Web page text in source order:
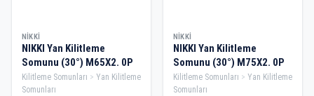
NIKKI
NIKKI Yan Kilitleme
Somunu (30°) M65X2. 0P
Kilitleme Somunları
Yan Kilitleme
Somunları
NIKKI
NIKKI Yan Kilitleme
Somunu (30°) M75X2. 0P
Kilitleme Somunları
Yan Kilitleme
Somunları